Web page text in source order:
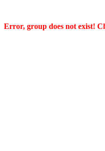
Error, group does not exist!